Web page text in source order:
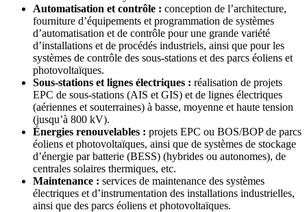
Automatisation et contrôle : conception de l’architecture,
fourniture d’équipements et programmation de systèmes
d’automatisation et de contrôle pour une grande variété
d’installations et de procédés industriels, ainsi que pour les
systèmes de contrôle des sous-stations et des parcs éoliens et
photovoltaïques.
Sous-stations et lignes électriques : réalisation de projets
EPC de sous-stations (AIS et GIS) et de lignes électriques
(aériennes et souterraines) à basse, moyenne et haute tension
(jusqu’à 800 kV).
Énergies renouvelables : projets EPC ou BOS/BOP de parcs
éoliens et photovoltaïques, ainsi que de systèmes de stockage
d’énergie par batterie (BESS) (hybrides ou autonomes), de
centrales solaires thermiques, etc.
Maintenance : services de maintenance des systèmes
électriques et d’instrumentation des installations industrielles,
ainsi que des parcs éoliens et photovoltaïques.